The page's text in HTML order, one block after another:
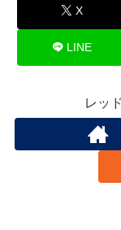
X
LINE
レッ